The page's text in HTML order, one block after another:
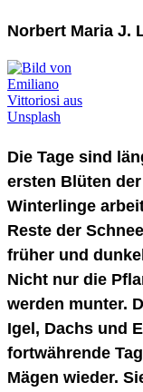
Norbert Maria J.
Die Tage sind
ersten Blüten
Winterlinge
Reste der
früher und
Nicht nur die
werden munter.
Igel, Dachs und
fortwährende
Mägen wieder.